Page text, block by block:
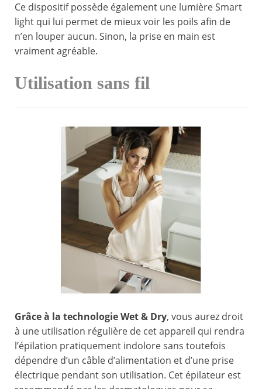
Ce dispositif possède également une lumière Smart
light qui lui permet de mieux voir les poils afin de
n’en louper aucun. Sinon, la prise en main est
vraiment agréable.
Utilisation sans fil
Grâce à la technologie Wet & Dry, vous aurez droit
à une utilisation régulière de cet appareil qui rendra
l’épilation pratiquement indolore sans toutefois
dépendre d’un câble d’alimentation et d’une prise
électrique pendant son utilisation. Cet épilateur est